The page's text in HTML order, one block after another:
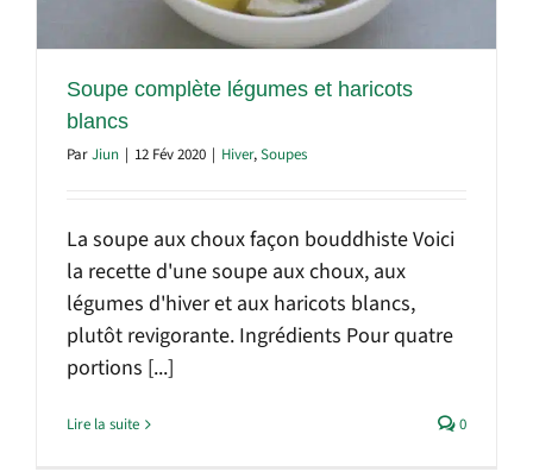
Soupe complète légumes et haricots
blancs
ParJiun | 12 Fév 2020 | Hiver,Soupes
La soupe aux choux façon bouddhiste Voici
la recette d'une soupe aux choux, aux
légumes d'hiver et aux haricots blancs,
plutôt revigorante. Ingrédients Pour quatre
portions [...]
Lire la suite 0